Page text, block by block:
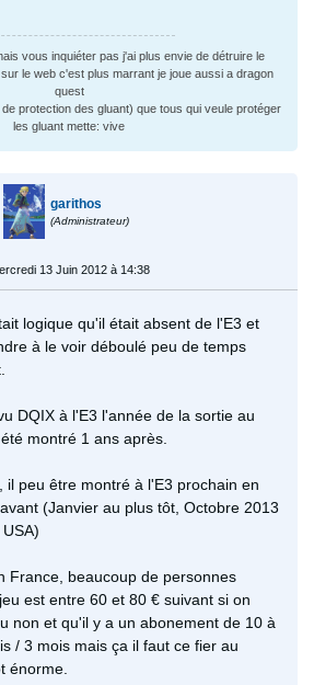
vous inquiéter pas j'ai plus envie de détruire le
le web c'est plus marrant je joue aussi a dragon
quest
protection des gluant) que tous qui veule protéger
les gluant mette: vive
garithos
(Administrateur)
13 Juin 2012 à 14:38
logique qu'il était absent de l'E3 et
à le voir déboulé peu de temps
DQIX à l'E3 l'année de la sortie au
montré 1 ans après.
il peu être montré à l'E3 prochain en
(Janvier au plus tôt, Octobre 2013
France, beaucoup de personnes
est entre 60 et 80 € suivant si on
non et qu'il y a un abonement de 10 à
/ 3 mois mais ça il faut ce fier au
énorme.